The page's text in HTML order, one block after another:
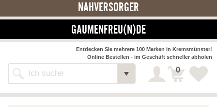
NAHVERSORGER
GAUMENFREU(N)DE
Alle Webseiten
Entdecken Sie mehrere 100 Marken in Kremsmünster!
Online Bestellen - im Geschäft schneller abholen
0
NAHVERSORGER
>> Bauernmarkt << Detail
Bäckerei-Konditorei-Café